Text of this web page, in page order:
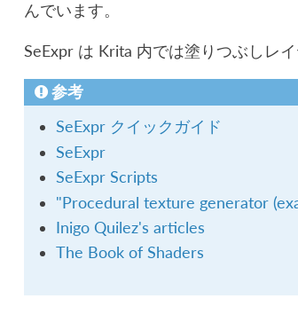
んでいます。
SeExpr は Krita 内では塗りつぶしレ
参考
SeExpr クイックガイド
SeExpr
SeExpr Scripts
"Procedural texture generator
Inigo Quilez's articles
The Book of Shaders